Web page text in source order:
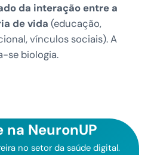
da interação entre a
de vida (educação,
vínculos sociais). A
se biologia.
na NeuronUP
no setor da saúde digital.